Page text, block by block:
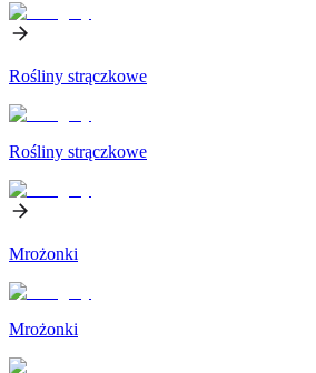
Rośliny strączkowe
Rośliny strączkowe
Mrożonki
Mrożonki